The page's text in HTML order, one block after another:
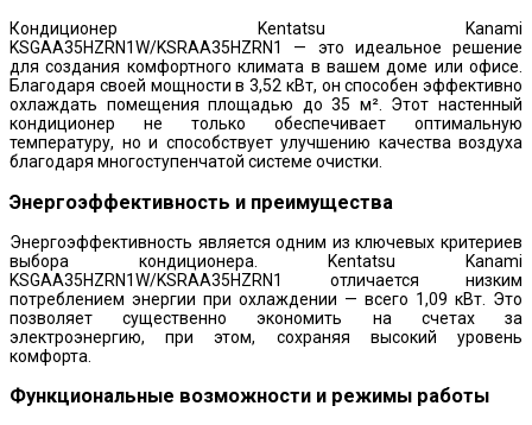
Кондиционер Kentatsu Kanami
KSGAA35HZRN1W/KSRAA35HZRN1 — это идеальное решение
для создания комфортного климата в вашем доме или офисе.
Благодаря своей мощности в 3,52 кВт, он способен эффективно
охлаждать помещения площадью до 35 м². Этот настенный
кондиционер не только обеспечивает оптимальную
температуру, но и способствует улучшению качества воздуха
благодаря многоступенчатой системе очистки.
Энергоэффективность и преимущества
Энергоэффективность является одним из ключевых критериев
выбора кондиционера. Kentatsu Kanami
KSGAA35HZRN1W/KSRAA35HZRN1 отличается низким
потреблением энергии при охлаждении — всего 1,09 кВт. Это
позволяет существенно экономить на счетах за
электроэнергию, при этом, сохраняя высокий уровень
комфорта.
Функциональные возможности и режимы работы